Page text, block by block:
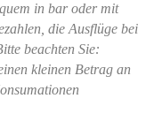
in bar oder mit
die Ausflüge bei
beachten Sie:
kleinen Betrag an